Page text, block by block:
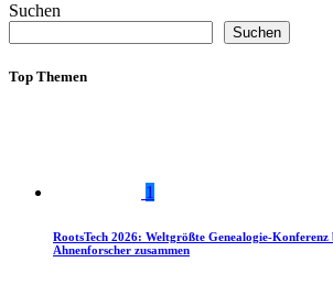
Suchen
Suchen
Top Themen
1
RootsTech 2026: Weltgrößte Genealogie-
Ahnenforscher zusammen